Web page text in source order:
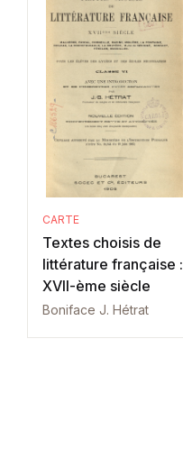
CARTE
Textes choisis de
littérature française :
XVII-ème siècle
Boniface J. Hétrat